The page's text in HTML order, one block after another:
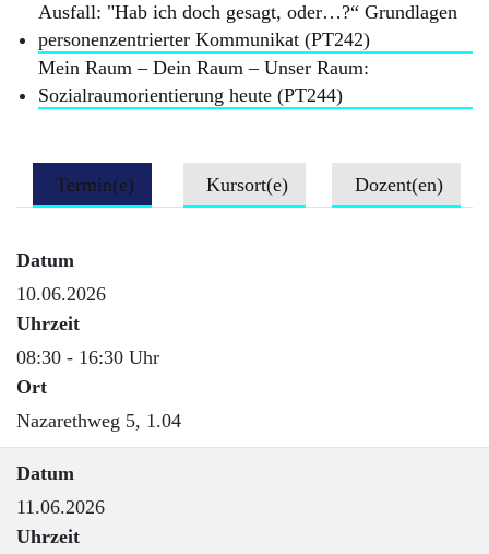
Ausfall: "Hab ich doch gesagt, oder…?“ Grundlagen
personenzentrierter Kommunikat (PT242)
Mein Raum – Dein Raum – Unser Raum:
Sozialraumorientierung heute (PT244)
Termin(e) Kursort(e) Dozent(en)
Datum
10.06.2026
Uhrzeit
08:30 - 16:30 Uhr
Ort
Nazarethweg 5, 1.04
Datum
11.06.2026
Uhrzeit